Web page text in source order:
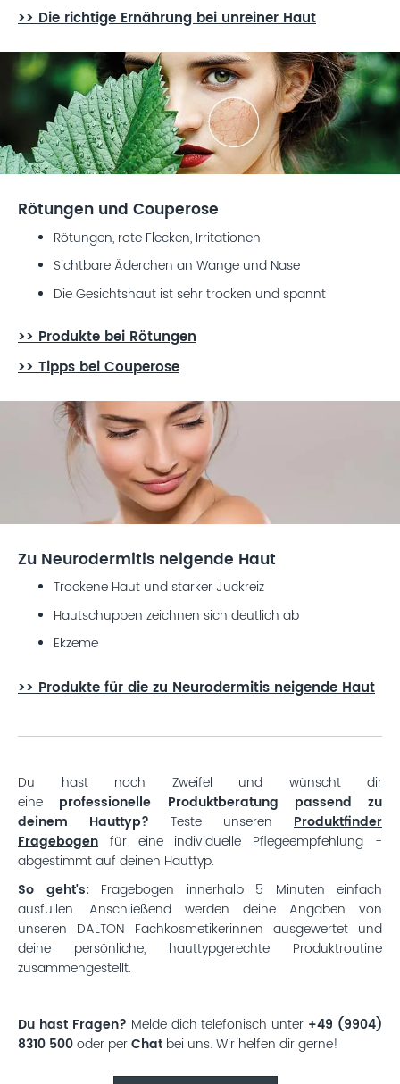
>> Die richtige Ernährung bei unreiner Haut
Rötungen und Couperose
Rötungen, rote Flecken, Irritationen
Sichtbare Äderchen an Wange und Nase
Die Gesichtshaut ist sehr trocken und spannt
>> Produkte bei Rötungen
>> Tipps bei Couperose
Zu Neurodermitis neigende Haut
Trockene Haut und starker Juckreiz
Hautschuppen zeichnen sich deutlich ab
Ekzeme
>> Produkte für die zu Neurodermitis neigende Haut
Du hast noch Zweifel und wünscht dir
eine professionelle Produktberatung passend zu
deinem Hauttyp? Teste unseren Produktfinder
Fragebogen für eine individuelle Pflegeempfehlung -
abgestimmt auf deinen Hauttyp.
So geht's:Fragebogen innerhalb 5 Minuten einfach
ausfüllen. Anschließend werden deine Angaben von
unseren DALTON Fachkosmetikerinnen ausgewertet und
deine persönliche, hauttypgerechte Produktroutine
zusammengestellt.
Du hast Fragen? Melde dich telefonisch unter +49 (9904)
8310 500oder perChat bei uns. Wir helfen dir gerne!